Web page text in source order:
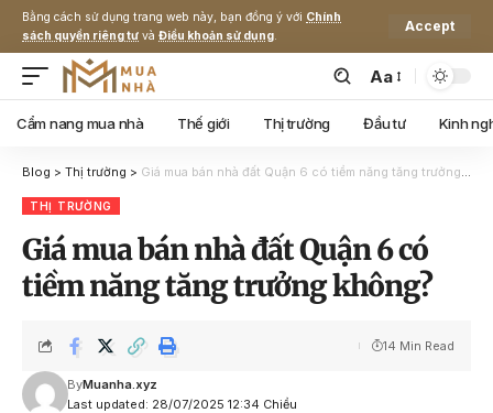
Bằng cách sử dụng trang web này, bạn đồng ý với Chính
sách quyền riêng tư và Điều khoản sử dụng.
Accept
Aa
Cẩm nang mua nhà Thế giới Thị trường Đầu tư Kinh
Blog > Thị trường > Giá mua bán nhà đất Quận 6 có tiềm năng tăng trưởng không?
THỊ TRƯỜNG
Giá mua bán nhà đất Quận 6 có
tiềm năng tăng trưởng không?
Last updated: 28/07/2025 12:34 Chiều
ByMuanha.xyz
14 Min Read